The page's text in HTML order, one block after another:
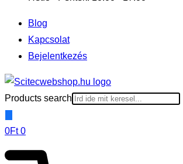
Blog
Kapcsolat
Bejelentkezés
Products search
0Ft 0